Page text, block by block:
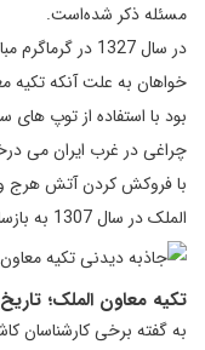
مسئله ذکر شده‌است.
در س‍‍ال‌ 1327 در
خ‍و‌ا‌ه‍‍ان‌ ب‍ه‌ ‌ع‍ل‍ت‌ ‌آن‍ک‍ه‌ ت‍ک‍ی‍ه‌
ب‍ود ب‍‍ا ‌اس‍ت‍ف‍‍اده‌ ‌از ت‍وپ‌
چ‍ر‌ا‌غ‍‍ی‌ در ‌غ‍رب‌ ‌ای‍ر‌ان‌ م‍‍ی‌
ب‍‍ا ف‍روک‍ش‌ ک‍ردن‌ ‌آت‍ش‌ ‌ه‍رج‌
‌ال‍م‍ل‍ک‌ در س‍‍ال‌ 1307 ب‍ه‌ ب‍‍ازس‍‍از‌ی‌ م‍ج‍دد ‌ای‍ن‌ ب‍ن‍‍ا‌ی‌ ب‍‍اش‍ک‍وه‌ پ‍رد‌اخ‍ت‌.
تکیه معاون الملک؛
به گفته برخی کارشناسان